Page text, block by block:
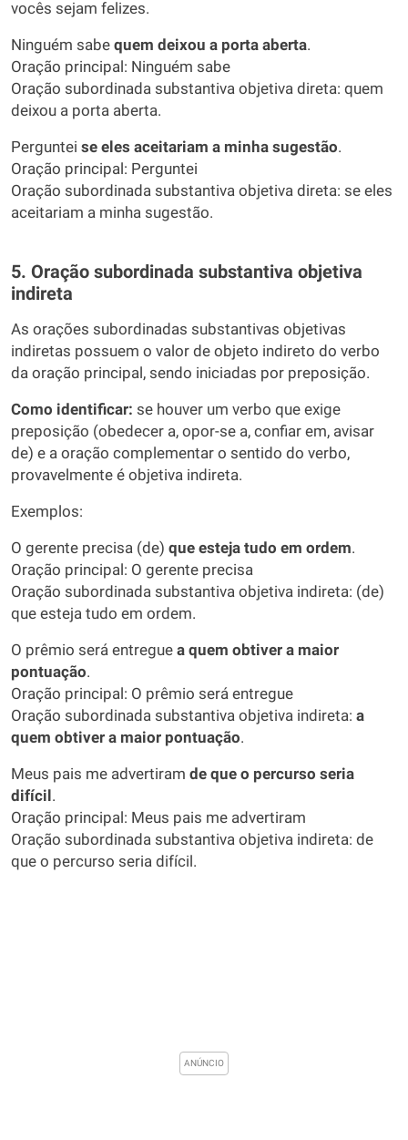
vocês sejam felizes.
Ninguém sabe quem deixou a porta aberta.
Oração principal: Ninguém sabe
Oração subordinada substantiva objetiva direta: quem
deixou a porta aberta.
Perguntei se eles aceitariam a minha sugestão.
Oração principal: Perguntei
Oração subordinada substantiva objetiva direta: se eles
aceitariam a minha sugestão.
5. Oração subordinada substantiva objetiva
indireta
As orações subordinadas substantivas objetivas
indiretas possuem o valor de objeto indireto do verbo
da oração principal, sendo iniciadas por preposição.
Como identificar: se houver um verbo que exige
preposição (obedecer a, opor-se a, confiar em, avisar
de) e a oração complementar o sentido do verbo,
provavelmente é objetiva indireta.
Exemplos:
O gerente precisa (de) que esteja tudo em ordem.
Oração principal: O gerente precisa
Oração subordinada substantiva objetiva indireta: (de)
que esteja tudo em ordem.
O prêmio será entregue a quem obtiver a maior
pontuação.
Oração principal: O prêmio será entregue
Oração subordinada substantiva objetiva indireta: a
quem obtiver a maior pontuação.
Meus pais me advertiram de que o percurso seria
difícil.
Oração principal: Meus pais me advertiram
Oração subordinada substantiva objetiva indireta: de
que o percurso seria difícil.